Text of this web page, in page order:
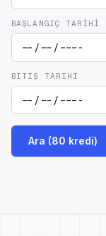
BAŞLANGIÇ TARIHI
BITIŞ TARIHI
Ara (80 kredi)